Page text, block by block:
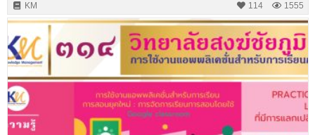
KM 1555
114